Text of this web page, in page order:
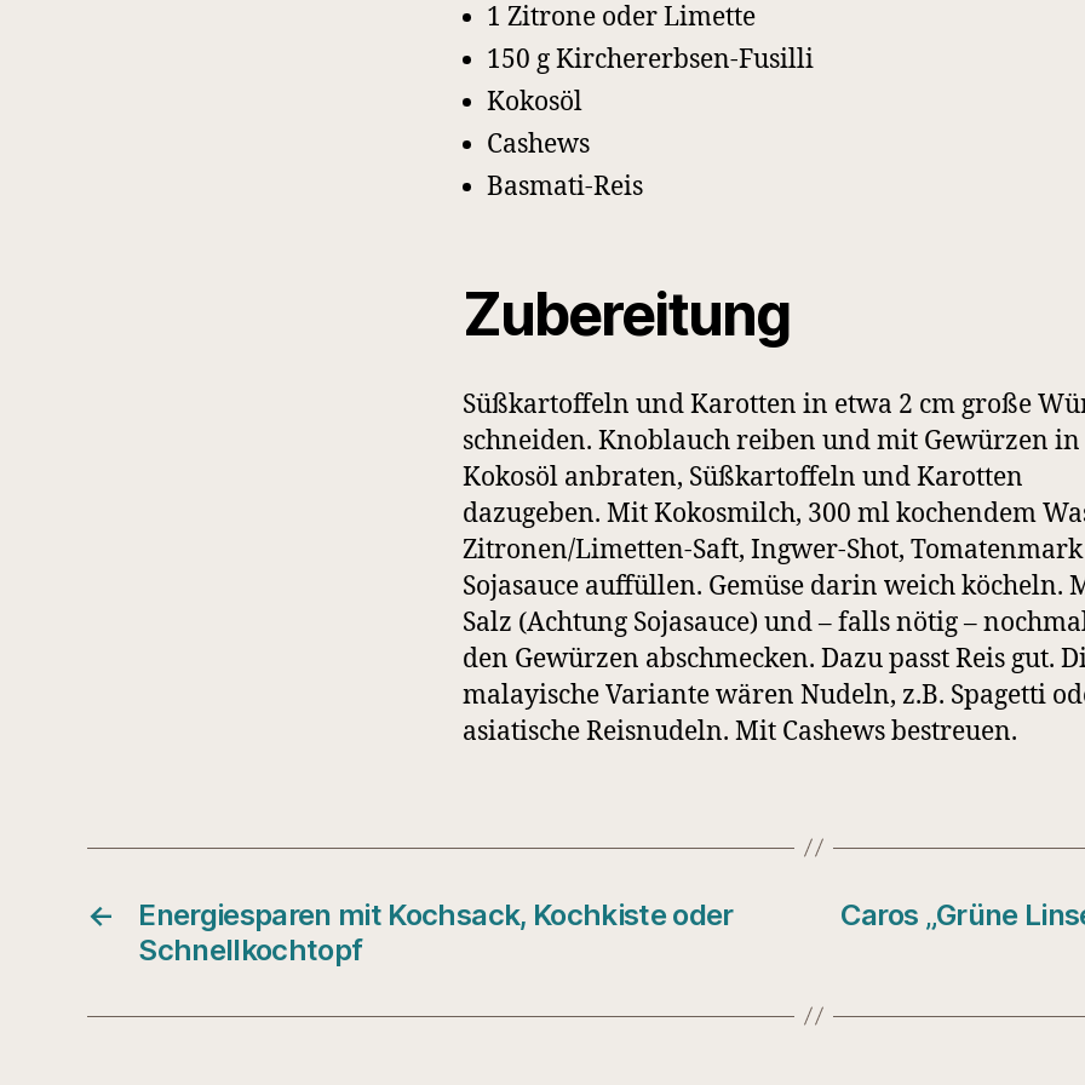
1 Zitrone oder Limette
150 g Kirchererbsen-Fusilli
Kokosöl
Cashews
Basmati-Reis
Zubereitung
Süßkartoffeln und Karotten in etwa 2 cm große
schneiden. Knoblauch reiben und mit Gewürzen in
Kokosöl anbraten, Süßkartoffeln und Karotten
dazugeben. Mit Kokosmilch, 300 ml kochendem
Zitronen/Limetten-Saft, Ingwer-Shot,
Sojasauce auffüllen. Gemüse darin weich köcheln.
Salz (Achtung Sojasauce) und – falls nötig –
den Gewürzen abschmecken. Dazu passt Reis gut.
malayische Variante wären Nudeln, z.B. Spagetti
asiatische Reisnudeln. Mit Cashews bestreuen.
←
Energiesparen mit Kochsack, Kochkiste oder
Schnellkochtopf
Caros „Grüne